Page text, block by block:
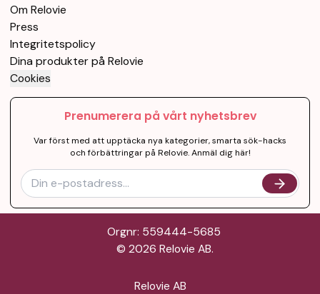
Om Relovie
Press
Integritetspolicy
Dina produkter på Relovie
Cookies
Prenumerera på vårt nyhetsbrev
Var först med att upptäcka nya kategorier, smarta sök-hacks
och förbättringar på Relovie. Anmäl dig här!
Orgnr: 559444-5685
© 2026 Relovie AB.
Relovie AB